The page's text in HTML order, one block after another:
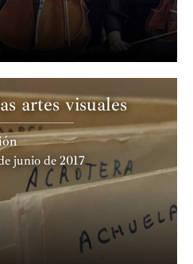
artes visuales
junio de 2017